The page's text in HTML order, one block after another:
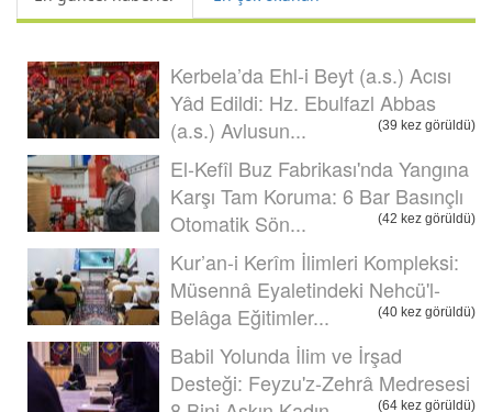
Kerbela’da Ehl-i Beyt (a.s.) Acısı
Yâd Edildi: Hz. Ebulfazl Abbas
(a.s.) Avlusun...
(39 kez görüldü)
El-Kefîl Buz Fabrikası'nda Yangına
Karşı Tam Koruma: 6 Bar Basınçlı
Otomatik Sön...
(42 kez görüldü)
Kur’an-i Kerîm İlimleri Kompleksi:
Müsennâ Eyaletindeki Nehcü'l-
Belâga Eğitimler...
(40 kez görüldü)
Babil Yolunda İlim ve İrşad
Desteği: Feyzu'z-Zehrâ Medresesi
(64 kez görüldü)